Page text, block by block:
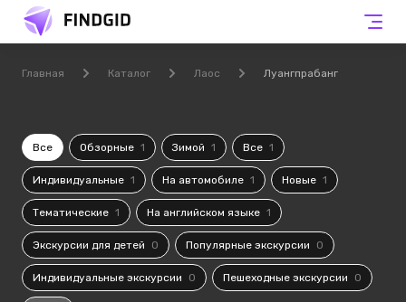
Главная Каталог Лаос Луангпрабанг
Все Обзорные 1 Зимой 1 Все 1
Индивидуальные 1 На автомобиле 1 Новые 1
Тематические 1 На английском языке 1
Экскурсии для детей 0 Популярные экскурсии 0
Индивидуальные экскурсии 0 Пешеходные экскурсии 0